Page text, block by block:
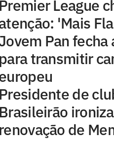
Premier League
'Mais
Pan fecha
para transmitir
Presidente de
Brasileirão ironiza
renovação de